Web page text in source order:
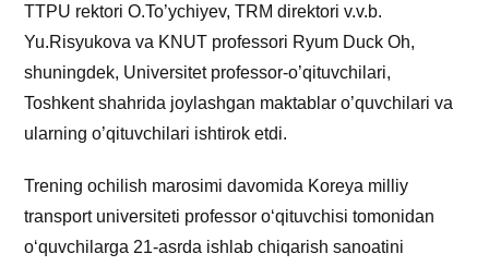
TTPU rektori O.To’ychiyev, TRM direktori v.v.b.
Yu.Risyukova va KNUT professori Ryum Duck Oh,
shuningdek, Universitet professor-o’qituvchilari,
Toshkent shahrida joylashgan maktablar o’quvchilari va
ularning o’qituvchilari ishtirok etdi.
Trening ochilish marosimi davomida Koreya milliy
transport universiteti professor oʻqituvchisi tomonidan
oʻquvchilarga 21-asrda ishlab chiqarish sanoatini